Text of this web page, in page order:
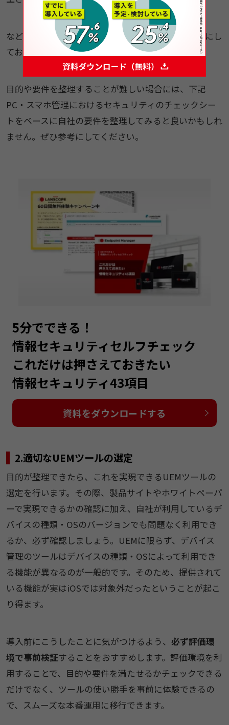
など導入にあたって組織のニーズと導入目的を明確にし
ておきましょう。
目的や要件を整理することが難しい場合には、下記
PC・スマホ管理におけるセキュリティのチェックシー
トをベースに自社の要件を整理してみると良いかもしれ
ません。ぜひ参考にしてください。
5分でできる！
情報セキュリティセルフチェック
これだけは押さえておきたい
情報セキュリティ43項目
資料をダウンロードする
2.適切なUEMツールの選定
目的が整理できたら、これを実現できるUEMツールの
選定を行います。その際、製品サイトやホワイトペーパ
ーで実現できるかの確認に加え、自社が利用しているデ
バイスの種類・OSのバージョンでも問題なく利用でき
るか、必ず確認しましょう。UEMに限らず、デバイス
管理のツールはデバイスの種類・OSによって利用でき
る機能が異なるのが一般的です。そのため、提供されて
いる機能が実はiOSでは対象外だったということが起こ
り得ます。
導入前にこうしたことに気がつけるよう、 必ず評価環
境で事前検証することをおすすめします。評価環境を利
用することで、目的や要件を満たせるかチェックできる
だけでなく、ツールの使い勝手を事前に体験できるの
で、スムーズな本番運用に移行できます。